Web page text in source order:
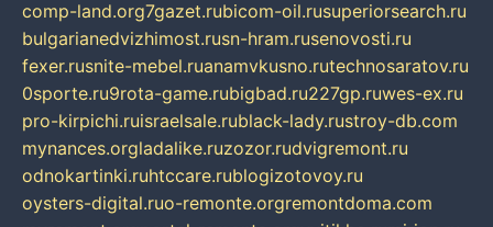
comp-land.org7gazet.rubicom-oil.rusuperiorsearch.ru
bulgarianedvizhimost.rusn-hram.rusenovosti.ru
fexer.rusnite-mebel.ruanamvkusno.rutechnosaratov.ru
0sporte.ru9rota-game.rubigbad.ru227gp.ruwes-ex.ru
pro-kirpichi.ruisraelsale.rublack-lady.rustroy-db.com
mynances.orgladalike.ruzozor.rudvigremont.ru
odnokartinki.ruhtccare.rublogizotovoy.ru
oysters-digital.ruo-remonte.orgremontdoma.com